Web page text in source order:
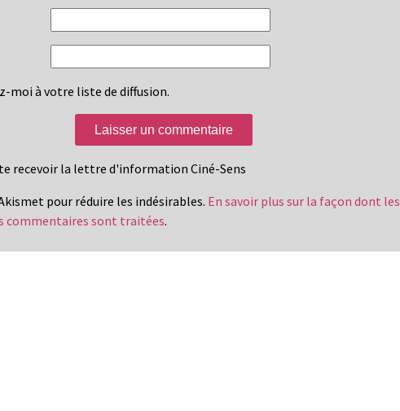
moi à votre liste de diffusion.
recevoir la lettre d'information Ciné-Sens
pour réduire les indésirables. En savoir plus sur la façon dont les
commentaires sont traitées.